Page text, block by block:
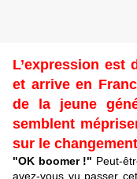
L’expression est
et arrive en
de la jeune
semblent
sur le
"OK boomer !" Peut-
avez-vous vu passer